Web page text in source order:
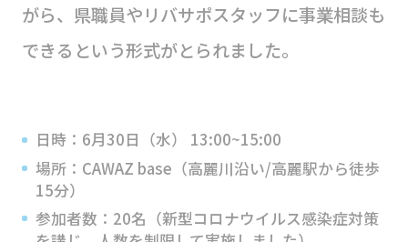
がら、県職員やリバサポスタッフに事業相談も
できるという形式がとられました。
日時：6月30日（水） 13:00~15:00
場所：CAWAZ base（高麗川沿い/高麗駅から徒歩
15分）
参加者数：20名（新型コロナウイルス感染症対策